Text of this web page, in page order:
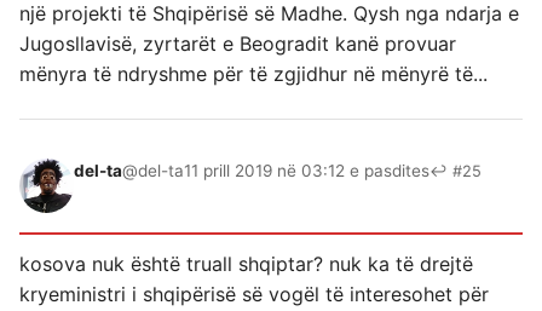
një projekti të Shqipërisë së Madhe. Qysh nga ndarja e
Jugosllavisë, zyrtarët e Beogradit kanë provuar
mënyra të ndryshme për të zgjidhur në mënyrë të...
del-ta@del-ta11 prill 2019 në 03:12 e pasdites↩ #25
kosova nuk është truall shqiptar? nuk ka të drejtë
kryeministri i shqipërisë së vogël të interesohet për